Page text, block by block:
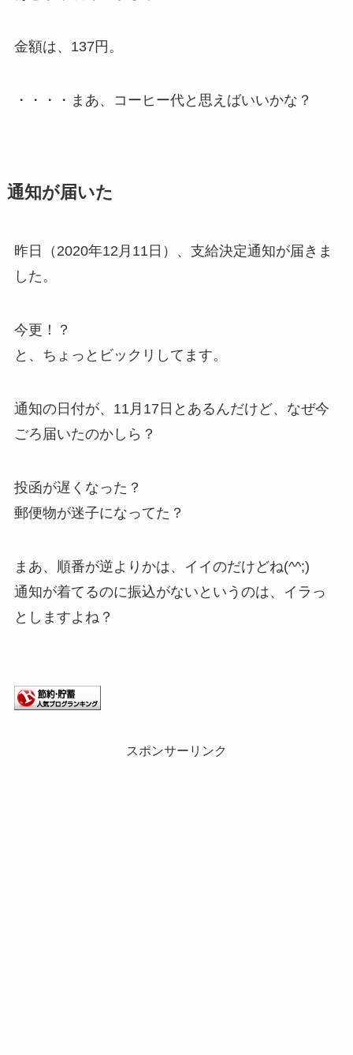
金額は、137円。
・・・・まあ、コーヒー代と思えばいいかな？
通知が届いた
昨日（2020年12月11日）、 支給決定通知が届きま
した。
今更！？
と、ちょっとビックリしてます。
通知の日付が、11月17日とあるんだけど、なぜ今
ごろ届いたのかしら？
投函が遅くなった？
郵便物が迷子になってた？
まあ、順番が逆よりかは、イイのだけどね(^^;)
通知が着てるのに振込がないというのは、イラっ
としますよね？
スポンサーリンク